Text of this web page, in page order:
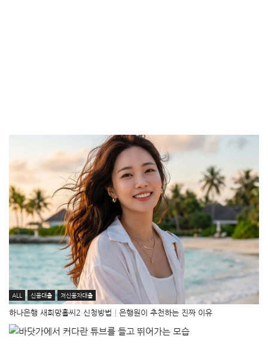
ALL 신용대출 저신용자대출
하나은행 새희망홀씨2 신청방법│은행원이 추천하는 진짜 이유